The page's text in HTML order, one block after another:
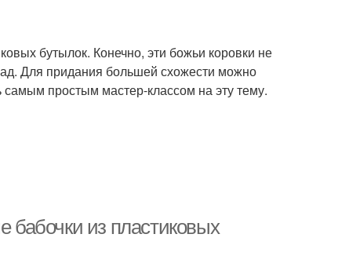
бутылок. Конечно, эти божьи коровки не
Для придания большей схожести можно
простым мастер-классом на эту тему.
бабочки из пластиковых